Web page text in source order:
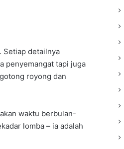
Setiap detailnya
penyemangat tapi juga
royong dan
waktu berbulan-
lomba – ia adalah